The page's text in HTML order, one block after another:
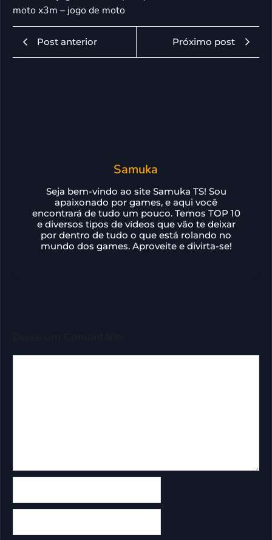
moto x3m – jogo de moto
Post anterior Próximo post
Samuka
Seja bem-vindo ao site Samuka TS! Sou
apaixonado por games, e aqui você
encontrará de tudo um pouco. Temos TOP 10
e diversos tipos de vídeos que vão te deixar
por dentro de tudo o que está rolando no
mundo dos games. Aproveite e divirta-se!